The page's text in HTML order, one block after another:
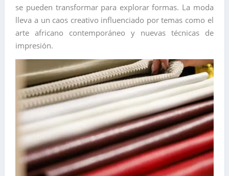
se pueden transformar para explorar formas. La moda
lleva a un caos creativo influenciado por temas como el
arte africano contemporáneo y nuevas técnicas de
impresión.